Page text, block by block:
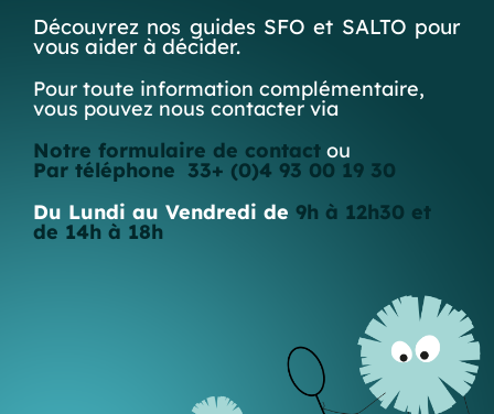
Découvrez nos guides SFO et SALTO pour
vous aider à décider.
Pour toute information complémentaire,
vous pouvez nous contacter via
Notre formulaire de contact ou
Par téléphone 33+ (0)4 93 00 19 30
Du Lundi au Vendredi de 9h à 12h30 et
de 14h à 18h